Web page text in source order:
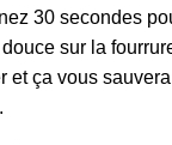
30 secondes
sur la
et ça vous